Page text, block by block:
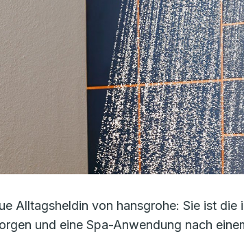
Alltagsheldin von hansgrohe: Sie ist
und eine Spa-Anwendung nach